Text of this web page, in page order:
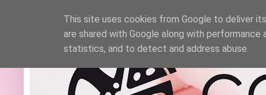
This site uses cookies from Google to deliver
are shared with Google along with
statistics, and to detect and address abuse.